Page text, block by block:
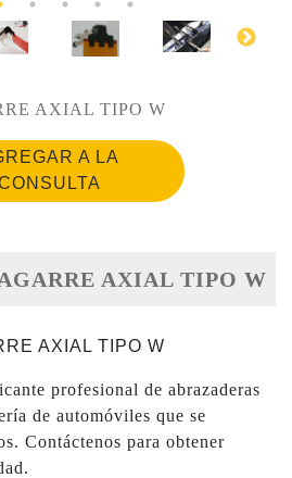
AXIAL TIPO W
A LA
AGARRE AXIAL TIPO W
AXIAL TIPO W
profesional de abrazaderas
de automóviles que se
Contáctenos para obtener